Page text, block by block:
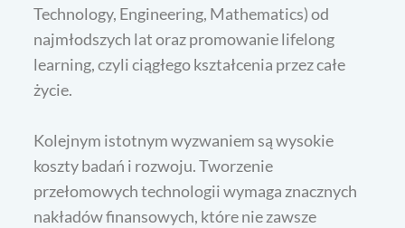
Technology, Engineering, Mathematics) od
najmłodszych lat oraz promowanie lifelong
learning, czyli ciągłego kształcenia przez całe
życie.
Kolejnym istotnym wyzwaniem są wysokie
koszty badań i rozwoju. Tworzenie
przełomowych technologii wymaga znacznych
nakładów finansowych, które nie zawsze